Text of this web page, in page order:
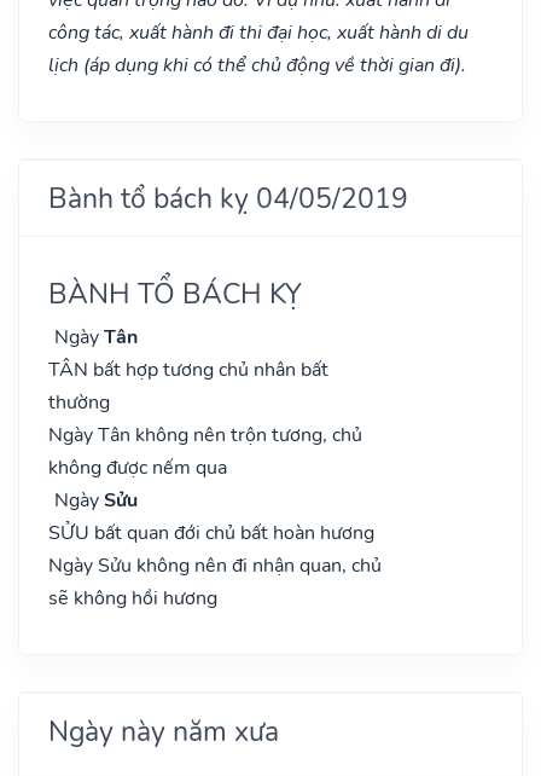
công tác, xuất hành đi thi đại học, xuất hành di du
lịch (áp dụng khi có thể chủ động về thời gian đi).
Bành tổ bách kỵ 04/05/2019
BÀNH TỔ BÁCH KỴ
NgàyTân
TÂN bất hợp tương chủ nhân bất
thường
Ngày Tân không nên trộn tương, chủ
không được nếm qua
NgàySửu
SỬU bất quan đới chủ bất hoàn hương
Ngày Sửu không nên đi nhận quan, chủ
sẽ không hồi hương
Ngày này năm xưa